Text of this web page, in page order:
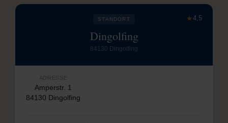
★4,5
STANDORT
Dingolfing
84130 Dingolfing
ADRESSE
Amperstr. 1
84130 Dingolfing